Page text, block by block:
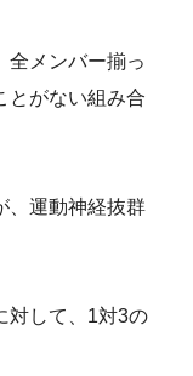
全メンバー揃っ
とがない組み合
、運動神経抜群
対して、1対3の